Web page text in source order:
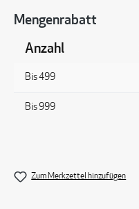
Mengenrabatt
Anzahl
Bis499
Bis 999
Zum Merkzettel hinzufügen